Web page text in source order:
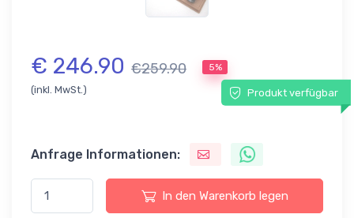
€ 246.90 €259.90 5%
(inkl. MwSt.) Produkt verfügbar
Anfrage Informationen:
In den Warenkorb legen